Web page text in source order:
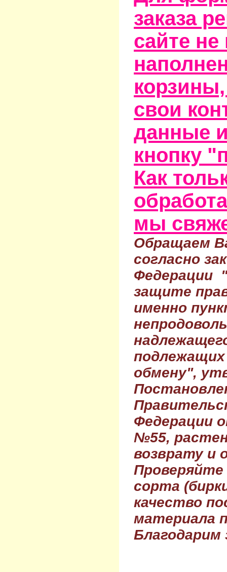
заказа
сайте
свои
данные
кнопку
Как
мы
Обращаем
согласно
Федерации
защите
именно
обмену",
Федерации
№55,
возврату и
Проверяйте
сорта
качество
материала
Благодарим